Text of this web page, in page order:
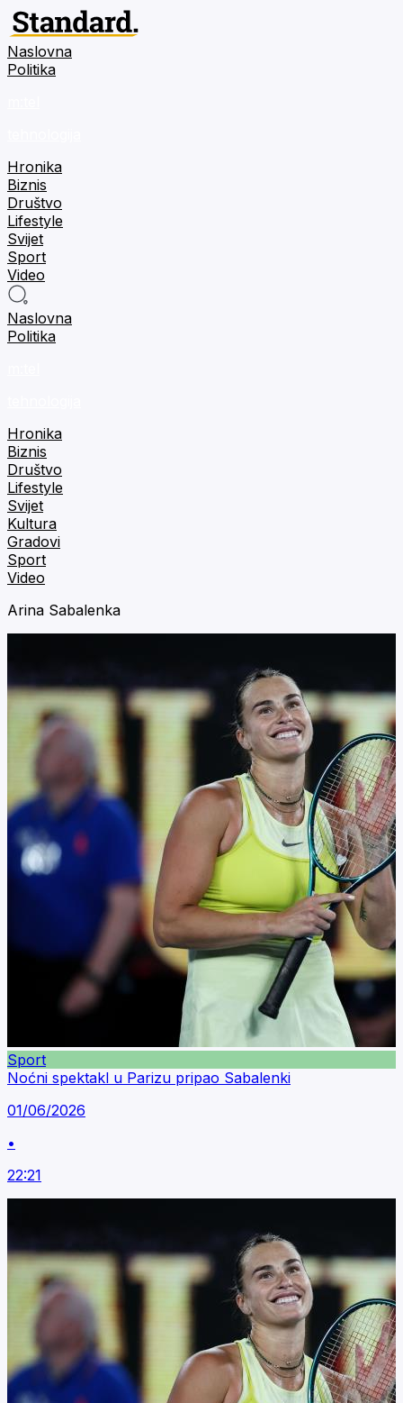
Naslovna
Politika
Hronika
Biznis
Društvo
Lifestyle
Svijet
Sport
Video
Naslovna
Politika
Hronika
Biznis
Društvo
Lifestyle
Svijet
Kultura
Gradovi
Sport
Video
Arina Sabalenka
Sport
Noćni spektakl u Parizu pripao Sabalenki
01/06/2026
•
22:21